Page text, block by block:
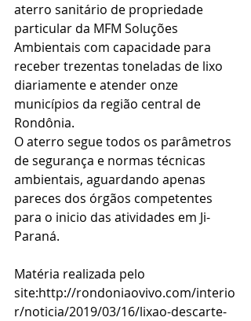
aterro sanitário de propriedade
particular da MFM Soluções
Ambientais com capacidade para
receber trezentas toneladas de lixo
diariamente e atender onze
municípios da região central de
Rondônia.
O aterro segue todos os parâmetros
de segurança e normas técnicas
ambientais, aguardando apenas
pareces dos órgãos competentes
para o inicio das atividades em Ji-
Paraná.
Matéria realizada pelo
site:http://rondoniaovivo.com/interio
r/noticia/2019/03/16/lixao-descarte-